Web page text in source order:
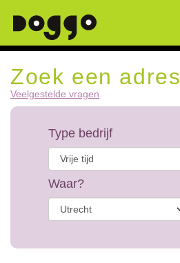
Zoek een adres
Veelgestelde vragen
Type bedrijf
Waar?